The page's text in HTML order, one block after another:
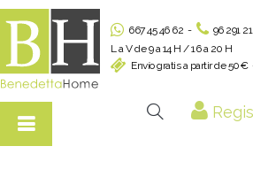
667 45 46 62 - 96 291
L a V de 9 a 14 H / 16 a 20 H
Envío gratis a partir de 50€